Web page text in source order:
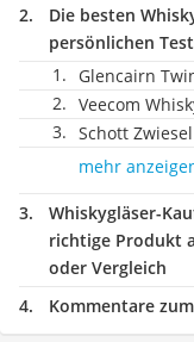
Die besten
persönlichen
Glencairn
Veecom
Schott
mehr
Whiskygläser-
richtige Produkt
oder Vergleich
Kommentare